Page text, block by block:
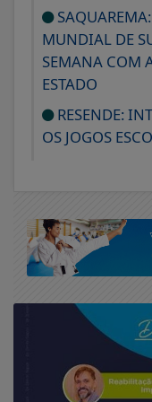
MUNDIAL DE
SEMANA COM
ESTADO
RESENDE:
OS JOGOS